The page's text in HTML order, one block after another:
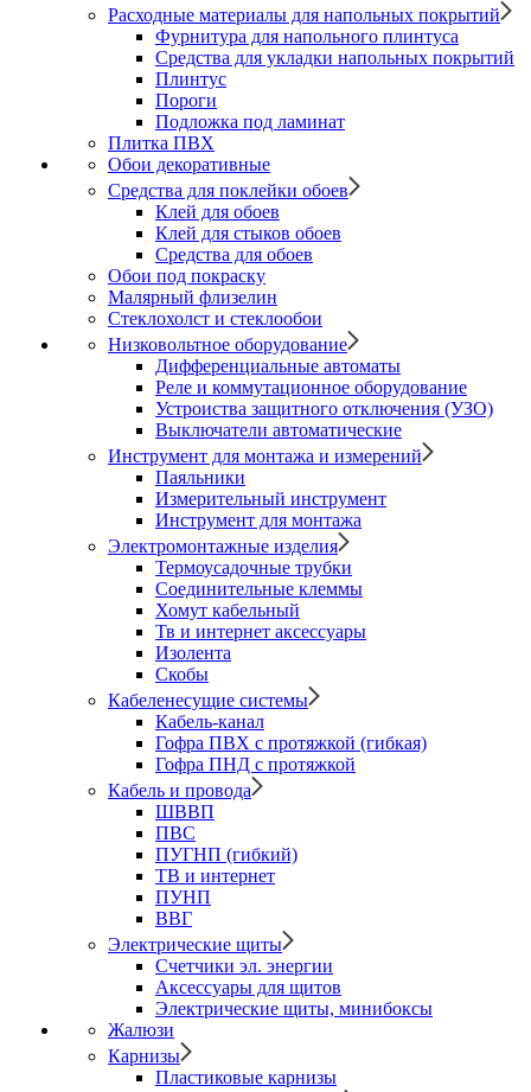
Расходные материалы для напольных покрытий
Фурнитура для напольного плинтуса
Средства для укладки напольных покрытий
Плинтус
Пороги
Подложка под ламинат
Плитка ПВХ
Обои декоративные
Средства для поклейки обоев
Клей для обоев
Клей для стыков обоев
Средства для обоев
Обои под покраску
Малярный флизелин
Стеклохолст и стеклообои
Низковольтное оборудование
Дифференциальные автоматы
Реле и коммутационное оборудование
Устроиства защитного отключения (УЗО)
Выключатели автоматические
Инструмент для монтажа и измерений
Паяльники
Измерительный инструмент
Инструмент для монтажа
Электромонтажные изделия
Термоусадочные трубки
Соединительные клеммы
Хомут кабельный
Тв и интернет аксессуары
Изолента
Скобы
Кабеленесущие системы
Кабель-канал
Гофра ПВХ с протяжкой (гибкая)
Гофра ПНД с протяжкой
Кабель и провода
ШВВП
ПВС
ПУГНП (гибкий)
ТВ и интернет
ПУНП
ВВГ
Электрические щиты
Счетчики эл. энергии
Аксессуары для щитов
Электрические щиты, минибоксы
Жалюзи
Карнизы
Пластиковые карнизы